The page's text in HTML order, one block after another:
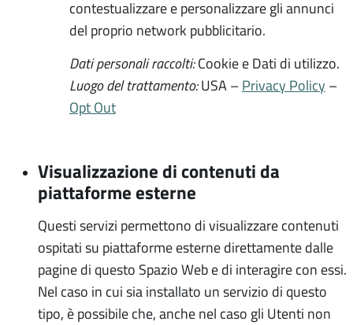
contestualizzare e personalizzare gli annunci
del proprio network pubblicitario.
Dati personali raccolti:Cookie e Dati di utilizzo.
Luogo del trattamento:USA – Privacy Policy –
Opt Out
Visualizzazione di contenuti da
piattaforme esterne
Questi servizi permettono di visualizzare contenuti
ospitati su piattaforme esterne direttamente dalle
pagine di questo Spazio Web e di interagire con essi.
Nel caso in cui sia installato un servizio di questo
tipo, è possibile che, anche nel caso gli Utenti non